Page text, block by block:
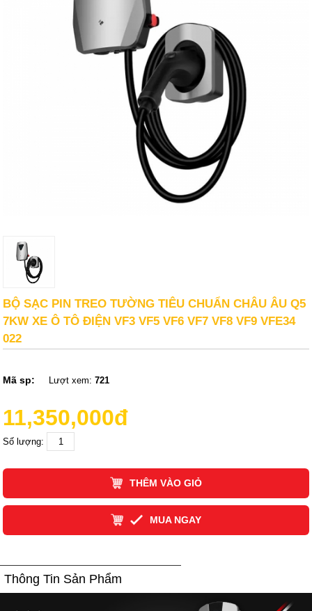
BỘ SẠC PIN TREO TƯỜNG TIÊU CHUẨN CHÂU ÂU Q5
7KW XE Ô TÔ ĐIỆN VF3 VF5 VF6 VF7 VF8 VF9 VFE34
022
Mã sp: Lượt xem:721
11,350,000đ
Số lượng:
THÊM VÀO GIỎ
MUA NGAY
Thông Tin Sản Phẩm